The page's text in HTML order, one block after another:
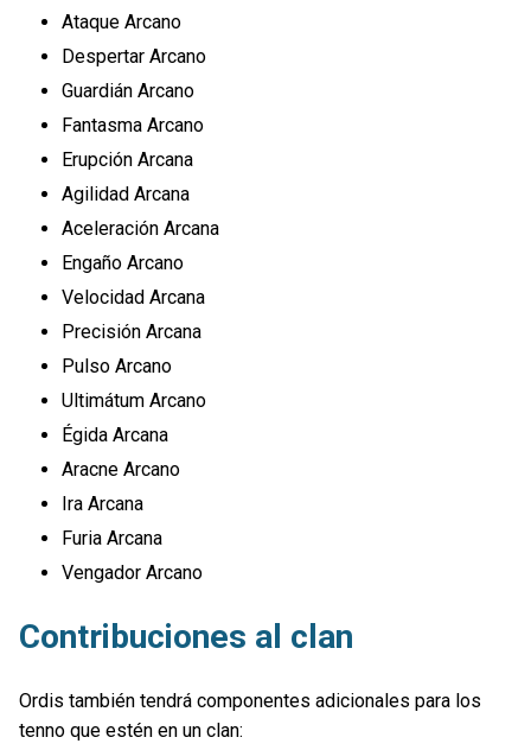
Ataque Arcano
Despertar Arcano
Guardián Arcano
Fantasma Arcano
Erupción Arcana
Agilidad Arcana
Aceleración Arcana
Engaño Arcano
Velocidad Arcana
Precisión Arcana
Pulso Arcano
Ultimátum Arcano
Égida Arcana
Aracne Arcano
Ira Arcana
Furia Arcana
Vengador Arcano
Contribuciones al clan
Ordis también tendrá componentes adicionales para los
tenno que estén en un clan: